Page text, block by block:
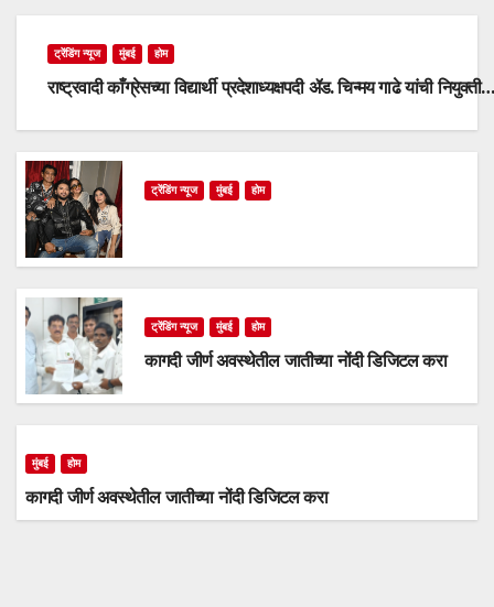
ट्रेंडिंग न्यूज मुंबई होम
राष्ट्रवादी काँग्रेसच्या विद्यार्थी प्रदेशाध्यक्षपदी ॲड. चिन्मय गाढे यांची नियुक्ती…
ट्रेंडिंग न्यूज मुंबई होम
ट्रेंडिंग न्यूज मुंबई होम
कागदी जीर्ण अवस्थेतील जातीच्या नोंदी डिजिटल करा
मुंबई होम
कागदी जीर्ण अवस्थेतील जातीच्या नोंदी डिजिटल करा